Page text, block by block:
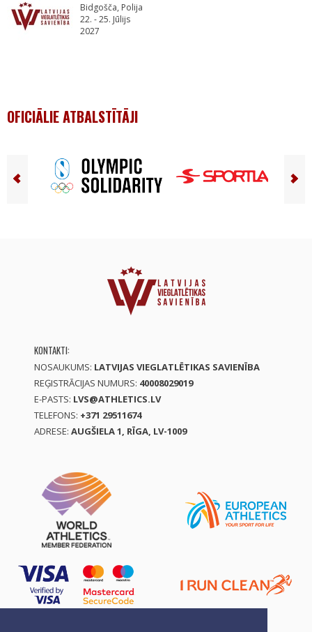
Bidgošča, Polija
22. - 25. Jūlijs
2027
OFICIĀLIE ATBALSTĪTĀJI
KONTAKTI:
NOSAUKUMS: LATVIJAS VIEGLATLĒTIKAS SAVIENĪBA
REĢISTRĀCIJAS NUMURS: 40008029019
E-PASTS: LVS@ATHLETICS.LV
TELEFONS: +371 29511674
ADRESE: AUGŠIELA 1, RĪGA, LV-1009